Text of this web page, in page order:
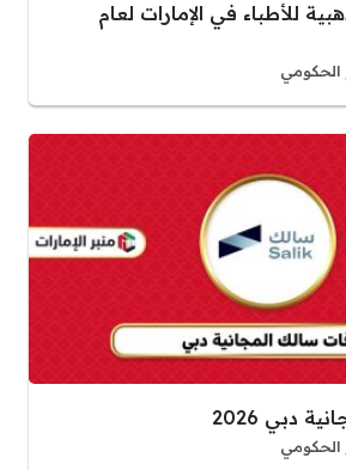
للأطباء في الإمارات لعام
الحكومي
دبي 2026
الحكومي